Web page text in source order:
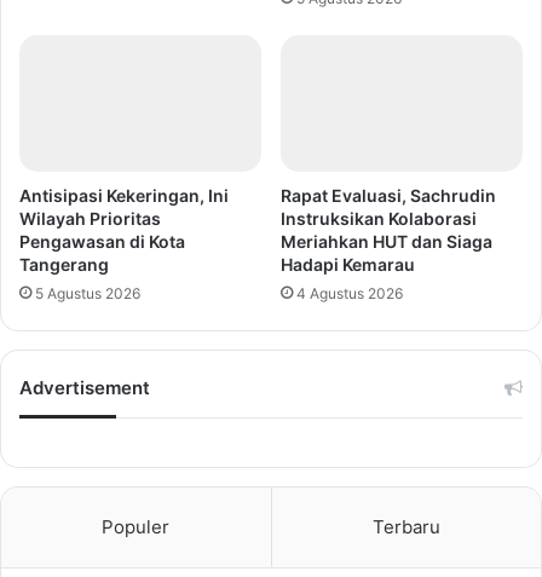
Antisipasi Kekeringan, Ini
Wilayah Prioritas
Pengawasan di Kota
Tangerang
5 Agustus 2026
Rapat Evaluasi, Sachrudin
Instruksikan Kolaborasi
Meriahkan HUT dan Siaga
Hadapi Kemarau
4 Agustus 2026
Advertisement
Populer Terbaru